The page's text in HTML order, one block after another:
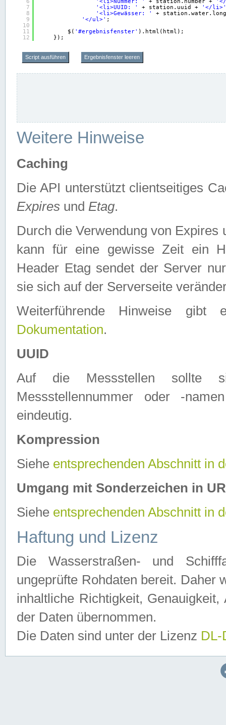
7
8
9
10
11
12
'<li>UUID: '
+ station.uuid +
'</li>'
'<li>Gewässer: '
+
'</ul>' ;
$( '#ergebnisfenster' ).html(html);
});
Script ausführen Ergebnisfenster leeren
Weitere Hinweise
Caching
Die API unterstützt clientseitiges
Expires und Etag.
Durch die Verwendung von
kann für eine gewisse Zeit ein
Header Etag sendet der Server
sie sich auf der Serverseite
Weiterführende Hinweise
Dokumentation.
UUID
Auf die Messstellen sollte
Messstellennummer oder -
eindeutig.
Kompression
Siehe entsprechenden Abschnitt in
Umgang mit Sonderzeichen in
Siehe entsprechenden Abschnitt in
Haftung und Lizenz
Die Wasserstraßen- und
ungeprüfte Rohdaten bereit. Daher
inhaltliche Richtigkeit,
der Daten übernommen.
Die Daten sind unter der Lizenz